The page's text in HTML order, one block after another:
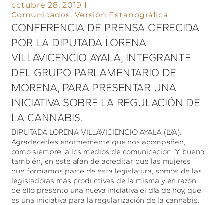
octubre 28, 2019
Comunicados,Versión Estenográfica
CONFERENCIA DE PRENSA OFRECIDA
POR LA DIPUTADA LORENA
VILLAVICENCIO AYALA, INTEGRANTE
DEL GRUPO PARLAMENTARIO DE
MORENA, PARA PRESENTAR UNA
INICIATIVA SOBRE LA REGULACIÓN DE
LA CANNABIS.
DIPUTADA LORENA VILLAVICIENCIO AYALA (LVA).
Agradecerles enormemente que nos acompañen,
como siempre, a los medios de comunicación. Y bueno
también, en este afán de acreditar que las mujeres
que formamos parte de esta legislatura, somos de las
legisladoras más productivas de la misma y en razón
de ello presento una nueva iniciativa el día de hoy, que
es una iniciativa para la regularización de la cannabis.